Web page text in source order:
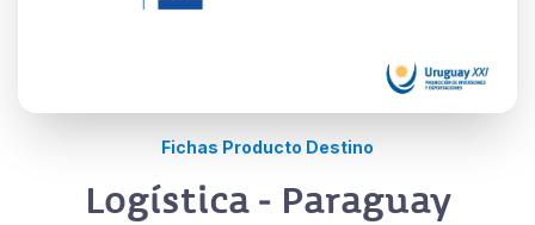
Fichas Producto Destino
Logística - Paraguay